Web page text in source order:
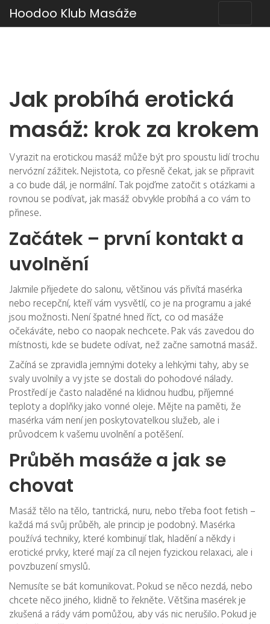
Hoodoo Klub Masáže
Jak probíhá erotická
masáž: krok za krokem
Vyrazit na erotickou masáž může být pro spoustu lidí trochu
nervózní zážitek. Nejistota, co přesně čekat, jak se připravit
a co bude dál, je normální. Tak pojďme zatočit s otázkami a
rovnou se podívat, jak masáž obvykle probíhá a co vám to
přinese.
Začátek – první kontakt a
uvolnění
Jakmile přijedete do salonu, většinou vás přivítá masérka
nebo recepční, kteří vám vysvětlí, co je na programu a jaké
jsou možnosti. Není špatné hned říct, co od masáže
očekáváte, nebo co naopak nechcete. Pak vás zavedou do
místnosti, kde se budete odívat, než začne samotná masáž.
Začíná se zpravidla jemnými doteky a lehkými tahy, aby se
svaly uvolnily a vy jste se dostali do pohodové nálady.
Prostředí je často naladěné na klidnou hudbu, příjemné
teploty a doplňky jako vonné oleje. Mějte na paměti, že
masérka vám není jen poskytovatelkou služeb, ale i
průvodcem k vašemu uvolnění a potěšení.
Průběh masáže a jak se
chovat
Masáž tělo na tělo, tantrická, nuru, nebo třeba foot fetish –
každá má svůj průběh, ale princip je podobný. Masérka
používá techniky, které kombinují tlak, hladění a někdy i
erotické prvky, které mají za cíl nejen fyzickou relaxaci, ale i
povzbuzení smyslů.
Nemusíte se bát komunikovat. Pokud se něco nezdá, nebo
chcete něco jiného, klidně to řekněte. Většina masérek je
zkušená a rády vám pomůžou, aby vás nic nerušilo. Pokud je